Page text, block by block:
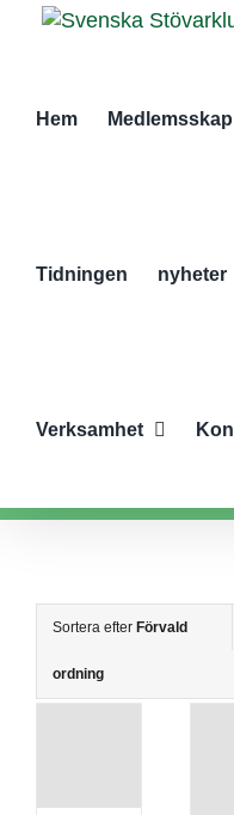
Fortsätt
Hem Medlemsskap
Tidningen nyheter
Verksamhet
Sortera efter Förvald
ordning